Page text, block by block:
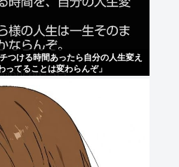
つける時間あったら自分の人生変え
てることは変わらんぞ」